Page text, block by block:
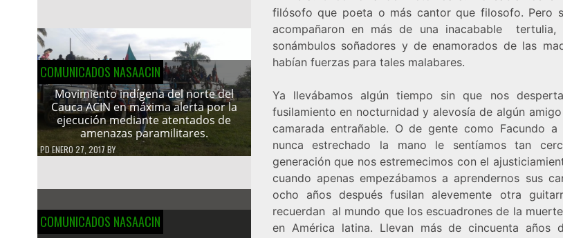
COMUNICADOS NASAACIN
Movimiento indígena del norte del
Cauca ACIN en máxima alerta por la
ejecución mediante atentados de
amenazas paramilitares.
PD ENERO 27, 2017 BY
COMUNICADOS NASAACIN
filósofo que poeta o más cantor que filosofo. Pero
acompañaron en más de una inacabable
sonámbulos soñadores y de enamorados de las
habían fuerzas para tales malabares.
Ya llevábamos algún tiempo sin que nos
fusilamiento en nocturnidad y alevosía de algún
camarada entrañable. O de gente como Facundo a
nunca estrechado la mano le sentíamos tan
generación que nos estremecimos con el
cuando apenas empezábamos a aprendernos sus
ocho años después fusilan alevemente otra
recuerdan al mundo que los escuadrones de la
en América latina. Llevan más de cincuenta años